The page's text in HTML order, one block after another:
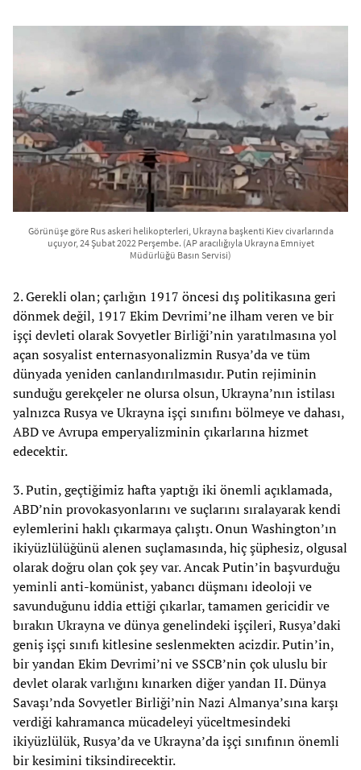
Görünüşe göre Rus askeri helikopterleri, Ukrayna başkenti Kiev civarlarında
uçuyor, 24 Şubat 2022 Perşembe. (AP aracılığıyla Ukrayna Emniyet
Müdürlüğü Basın Servisi)
2. Gerekli olan; çarlığın 1917 öncesi dış politikasına geri
dönmek değil, 1917 Ekim Devrimi’ne ilham veren ve bir
işçi devleti olarak Sovyetler Birliği’nin yaratılmasına yol
açan sosyalist enternasyonalizmin Rusya’da ve tüm
dünyada yeniden canlandırılmasıdır. Putin rejiminin
sunduğu gerekçeler ne olursa olsun, Ukrayna’nın istilası
yalnızca Rusya ve Ukrayna işçi sınıfını bölmeye ve dahası,
ABD ve Avrupa emperyalizminin çıkarlarına hizmet
edecektir.
3. Putin, geçtiğimiz hafta yaptığı iki önemli açıklamada,
ABD’nin provokasyonlarını ve suçlarını sıralayarak kendi
eylemlerini haklı çıkarmaya çalıştı. Onun Washington’ın
ikiyüzlülüğünü alenen suçlamasında, hiç şüphesiz, olgusal
olarak doğru olan çok şey var. Ancak Putin’in başvurduğu
yeminli anti-komünist, yabancı düşmanı ideoloji ve
savunduğunu iddia ettiği çıkarlar, tamamen gericidir ve
bırakın Ukrayna ve dünya genelindeki işçileri, Rusya’daki
geniş işçi sınıfı kitlesine seslenmekten acizdir. Putin’in,
bir yandan Ekim Devrimi’ni ve SSCB’nin çok uluslu bir
devlet olarak varlığını kınarken diğer yandan II. Dünya
Savaşı’nda Sovyetler Birliği’nin Nazi Almanya’sına karşı
verdiği kahramanca mücadeleyi yüceltmesindeki
ikiyüzlülük, Rusya’da ve Ukrayna’da işçi sınıfının önemli
bir kesimini tiksindirecektir.